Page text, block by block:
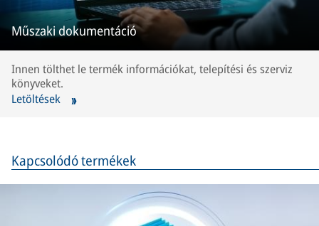
Műszaki dokumentáció
Innen tölthet le termék információkat, telepítési és szerviz
könyveket.
Letöltések
Kapcsolódó termékek